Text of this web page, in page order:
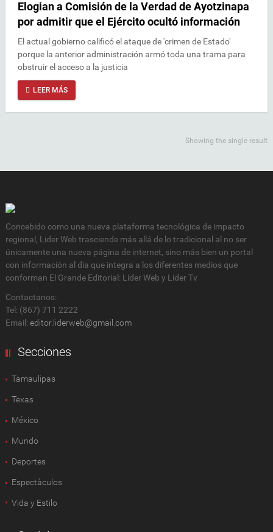
Elogian a Comisión de la Verdad de Ayotzinapa
por admitir que el Ejército ocultó información
El actual gobierno calificó el ataque de 'crimen de Estado'
porque la anterior administración armó toda una trama para
obstruir el acceso a la justicia
LEER MÁS
Showing the single result
Concebido como una nueva plataforma tecnológica de impacto
regional, Lider Web trasciende más allá de lo tradicional al no ser
únicamente una nueva página de internet, sino más bien un portal
con información al día que integra a los diferentes medios que
conforman El Grande Editorial: Líder Web y Líder Tv
Contactanos:
Tel: (867) 711 2222
Email: editor.liderweb@gmail.com
Secciones
Tamaulipas
Texas
México
Mundo
Deportes
Espectàculos
Vida y Estilo